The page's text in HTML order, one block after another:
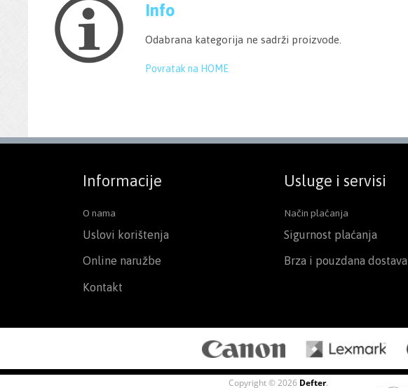
Info
Odabrana kategorija ne sadrži proizvode.
Povratak na HOME
Informacije
O nama
Uslovi korištenja
Online naružbe
Kontakt
Usluge i servisi
Način plaćanja
Sigurnost plaćanja
Brza i pouzdana dostava
Copyright © 2026 Defter.